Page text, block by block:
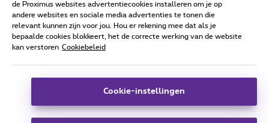
Alle rechten voorbehouden. © Proximus
Algemene voorwaarden, consumenteninfo
Deze website is gecreëerd en wordt beheerd conform het
Koning Albert II-laan 27 - B-1030 Brussel.
de Proximus websites advertentiecookies installeren om je op
andere websites en sociale media advertenties te tonen die
relevant kunnen zijn voor jou. Hou er rekening mee dat als je
bepaalde cookies blokkeert, het de correcte werking van de website
kan verstoren Cookiebeleid
Cookie-instellingen